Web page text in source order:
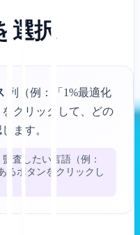
選択
列（例：「1%最適化
クリックして、どの
ます。
監査したい言語（例：
るボタンをクリックし